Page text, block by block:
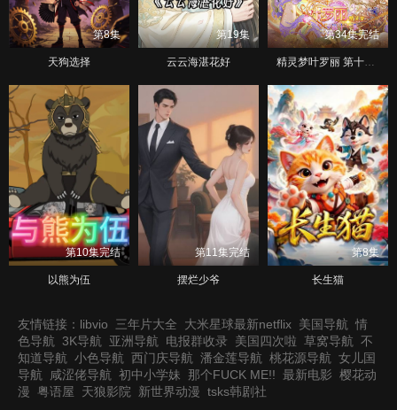
第8集
天狗选择
第19集
云云海湛花好
第34集完结
精灵梦叶罗丽 第十一季（下）
第10集完结
以熊为伍
第11集完结
摆烂少爷
第8集
长生猫
友情链接： libvio 三年片大全 大米星球最新netflix 美国导航 情
色导航 3K导航 亚洲导航 电报群收录 美国四次啦 草窝导航 不
知道导航 小色导航 西门庆导航 潘金莲导航 桃花源导航 女儿国
导航
咸涩佬导航 初中小学妹 那个FUCK ME!! 最新电影 樱花动
漫
粤语屋 天狼影院 新世界动漫 tsks韩剧社